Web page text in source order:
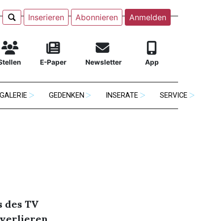
Inserieren Abonnieren Anmelden
E-Paper Newsletter App
GALERIE GEDENKEN INSERATE SERVICE
des TV